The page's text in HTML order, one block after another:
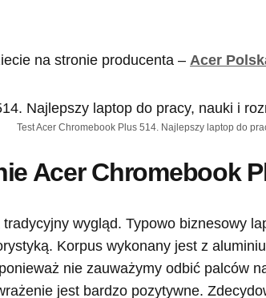
na stronie producenta – Acer
Test Acer Chromebook Plus 514. Najlepszy laptop do
Acer Chromebook
wygląd. Typowo biznesowy
Korpus wykonany jest z
nie zauważymy odbić palców
jest bardzo pozytywne.